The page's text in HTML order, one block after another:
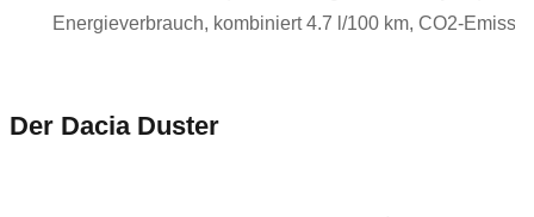
Energieverbrauch, kombiniert4.7 l/100 km, CO2-
Der Dacia Duster